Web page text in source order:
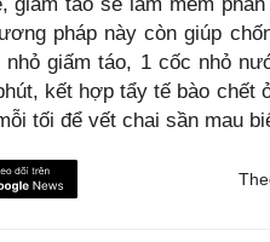
pháp này còn giúp
giấm táo, 1 cốc nhỏ
kết hợp tẩy tế bào chết
tối để vết chai sần mau